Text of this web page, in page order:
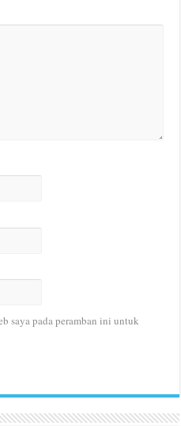
saya pada peramban ini untuk